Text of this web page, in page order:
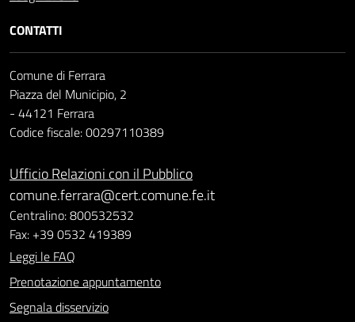
CONTATTI
Comune di Ferrara
Piazza del Municipio, 2
- 44121 Ferrara
Codice fiscale: 00297110389
Ufficio Relazioni con il Pubblico
comune.ferrara@cert.comune.fe.it
Centralino: 800532532
Fax: +39 0532 419389
Leggi le FAQ
Prenotazione appuntamento
Segnala disservizio